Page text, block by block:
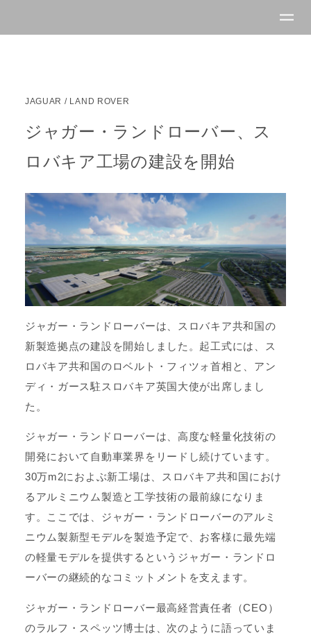
JAGUAR / LAND ROVER
ジャガー・ランドローバー、ス
ロバキア工場の建設を開始
ジャガー・ランドローバーは、スロバキア共和国の
新製造拠点の建設を開始しました。起工式には、ス
ロバキア共和国のロベルト・フィツォ首相と、アン
ディ・ガース駐スロバキア英国大使が出席しまし
た。
ジャガー・ランドローバーは、高度な軽量化技術の
開発において自動車業界をリードし続けています。
30万m2におよぶ新工場は、スロバキア共和国におけ
るアルミニウム製造と工学技術の最前線になりま
す。ここでは、ジャガー・ランドローバーのアルミ
ニウム製新型モデルを製造予定で、お客様に最先端
の軽量モデルを提供するというジャガー・ランドロ
ーバーの継続的なコミットメントを支えます。
ジャガー・ランドローバー最高経営責任者（CEO）
のラルフ・スペッツ博士は、次のように語っていま